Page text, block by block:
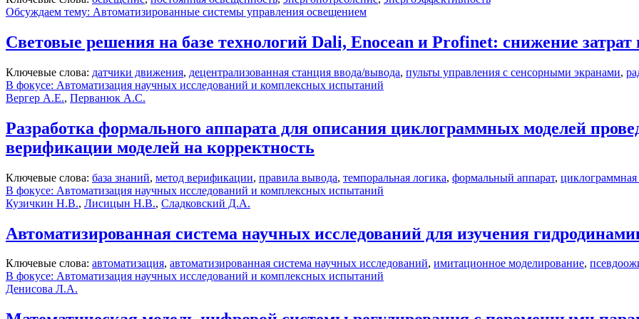
Обсуждаем тему: Автоматизированные системы управления освещением
Световые решения на базе технологий Dali, Enocean и Profinet: cнижение затрат
Ключевые слова: датчики движения, децентрализованная станция ввода/вывода, пульты управления с сенсорными экранами,
В фокусе: Автоматизация научных исследований и комплексных испытаний
Вергер А.Е., Перванюк А.С.
Разработка формального аппарата для описания циклограммных моделей
верификации моделей на корректность
Ключевые слова: база знаний, метод верификации, правила вывода, темпоральная логика, формальный аппарат, циклограммная
В фокусе: Автоматизация научных исследований и комплексных испытаний
Кузичкин Н.В., Лисицын Н.В., Сладковский Д.А.
Автоматизированная система научных исследований для изучения
Ключевые слова: автоматизация, автоматизированная система научных исследований, имитационное моделирование,
В фокусе: Автоматизация научных исследований и комплексных испытаний
Денисова Л.А.